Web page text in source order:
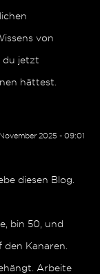
von
du jetzt
hättest.
2025 - 09:01
diesen Blog.
bin 50, und
Kanaren.
Arbeite